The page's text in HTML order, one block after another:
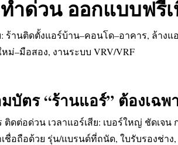
ำด่วน ออกแบบฟรี
ร้านติดตั้งแอร์บ้าน–คอนโด–อาคาร, ล้าง
ม่–มือสอง, งานระบบ VRV/VRF
บัตร “ร้านแอร์” ต้องเฉพ
ดต่อด่วน เวลาแอร์เสีย: เบอร์ใหญ่ ชัดเจน
ชื่อถือด้วย รุ่น/แบรนด์ที่ถนัด, ใบรับรองช่าง